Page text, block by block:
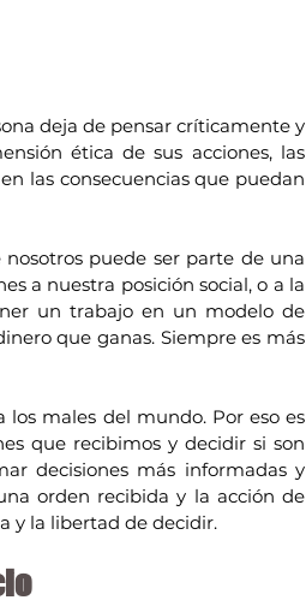
deja de pensar críticamente y
ética de sus acciones, las
las consecuencias que puedan
puede ser parte de una
a nuestra posición social, o a la
un trabajo en un modelo de
que ganas. Siempre es más
males del mundo. Por eso es
que recibimos y decidir si son
decisiones más informadas y
orden recibida y la acción de
y la libertad de decidir.